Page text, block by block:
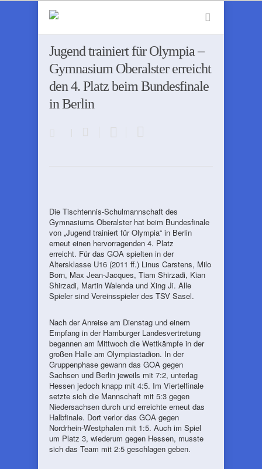
Jugend trainiert für Olympia –
Gymnasium Oberalster erreicht
den 4. Platz beim Bundesfinale
in Berlin
Die Tischtennis-Schulmannschaft des
Gymnasiums Oberalster hat beim Bundesfinale
von „Jugend trainiert für Olympia“ in Berlin
erneut einen hervorragenden 4. Platz
erreicht. Für das GOA spielten in der
Altersklasse U16 (2011 ff.) Linus Carstens, Milo
Born, Max Jean-Jacques, Tiam Shirzadi, Kian
Shirzadi, Martin Walenda und Xing Ji. Alle
Spieler sind Vereinsspieler des TSV Sasel.
Nach der Anreise am Dienstag und einem
Empfang in der Hamburger Landesvertretung
begannen am Mittwoch die Wettkämpfe in der
großen Halle am Olympiastadion. In der
Gruppenphase gewann das GOA gegen
Sachsen und Berlin jeweils mit 7:2, unterlag
Hessen jedoch knapp mit 4:5. Im Viertelfinale
setzte sich die Mannschaft mit 5:3 gegen
Niedersachsen durch und erreichte erneut das
Halbfinale. Dort verlor das GOA gegen
Nordrhein-Westphalen mit 1:5. Auch im Spiel
um Platz 3, wiederum gegen Hessen, musste
sich das Team mit 2:5 geschlagen geben.